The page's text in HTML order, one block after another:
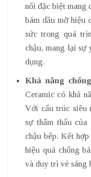
nổi đặc biệt mang
bám dầu mỡ hiệu
sức trong quá
chậu, mang lại
dụng.
Khả năng
Ceramic có khả
Với cấu trúc siêu
sự thẩm thấu
chậu bếp. Kết
hiệu quả chống
và duy trì vẻ sáng